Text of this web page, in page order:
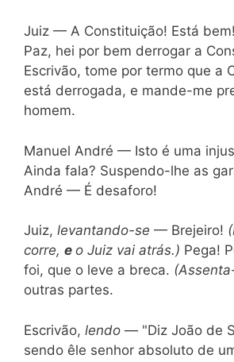
Juiz — A Constituição! Está
Paz, hei por bem derrogar a
Escrivão, tome por termo que a
está derrogada, e mande-me
homem.
Manuel André — Isto é uma
Ainda fala? Suspendo-lhe as
André — É desaforo!
Juiz, levantando-se — Brejeiro!
corre, e o Juiz vai atrás.) Pega!
foi, que o leve a breca.
outras partes.
Escrivão, lendo — "Diz João de
sendo êle senhor absoluto de